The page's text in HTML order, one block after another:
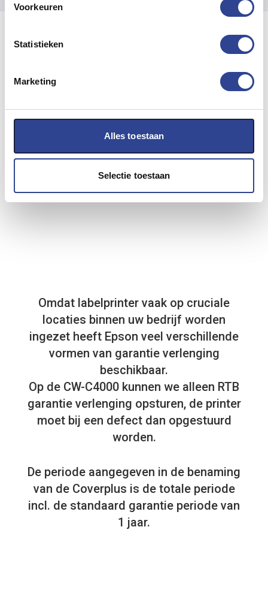
Voorkeuren
Statistieken
Marketing
Alles toestaan
Selectie toestaan
Omdat labelprinter vaak op cruciale
locaties binnen uw bedrijf worden
ingezet heeft Epson veel verschillende
vormen van garantie verlenging
beschikbaar.
Op de CW-C4000 kunnen we alleen RTB
garantie verlenging opsturen, de printer
moet bij een defect dan opgestuurd
worden.
De periode aangegeven in de benaming
van de Coverplus is de totale periode
incl. de standaard garantie periode van
1 jaar.